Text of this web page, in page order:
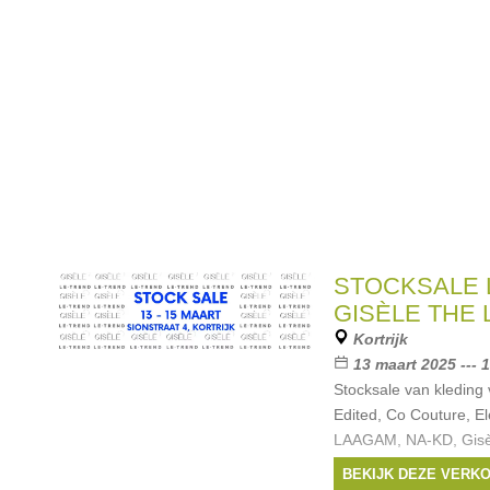
STOCKSALE
GISÈLE THE
Kortrijk
13 maart 2025 ---
Stocksale van kleding
Edited, Co Couture,
LAAGAM, NA-KD,
aan hoge kortingen.
BEKIJK DEZE